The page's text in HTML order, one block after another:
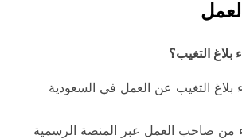
التغيب؟
بلاغ التغيب عن العمل في السعودية
من صاحب العمل عبر المنصة الرسمية